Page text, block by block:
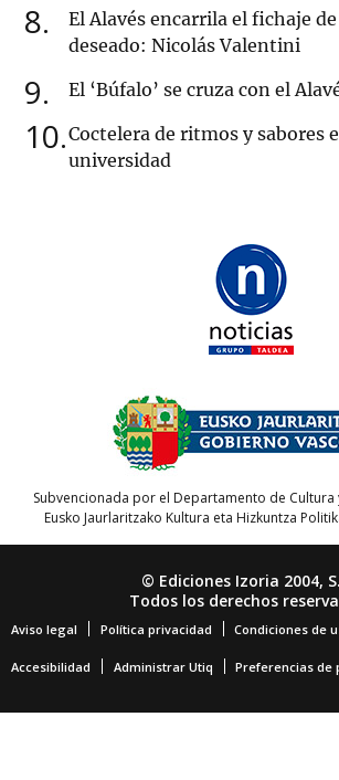
8
El Alavés encarrila el fichaje
deseado: Nicolás Valentini
9 El ‘Búfalo’ se cruza con el
10 Coctelera de ritmos y sabores
universidad
Subvencionada por el Departamento de Cultura
Eusko Jaurlaritzako Kultura eta Hizkuntza
© Ediciones Izoria 2004,
Todos los derechos
Aviso legal Política privacidad Condiciones de
Accesibilidad Administrar Utiq Preferencias de